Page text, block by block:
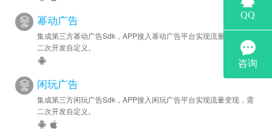
幂动广告
集成第三方幂动广告Sdk，APP接入幂动广告平台实现流量变现，需
二次开发自定义。
闲玩广告
集成第三方闲玩广告Sdk，APP接入闲玩广告平台实现流量变现，需
二次开发自定义。